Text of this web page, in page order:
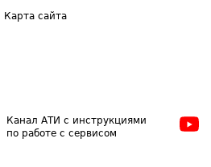
Карта сайта
Канал АТИ с инструкциями
по работе с сервисом